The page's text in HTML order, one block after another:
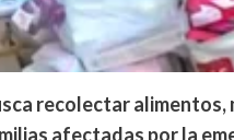
recolectar
afectadas por la